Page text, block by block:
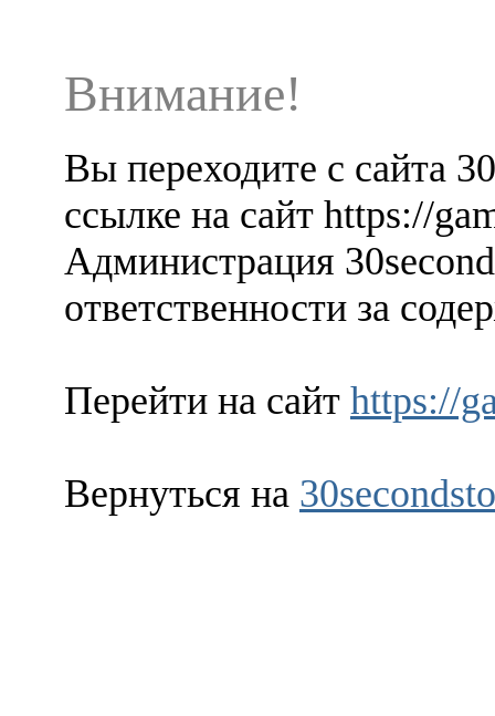
Внимание!
Вы переходите с сайта
ссылке на сайт https://
Администрация
ответственности за
Перейти на сайт https://
Вернуться на